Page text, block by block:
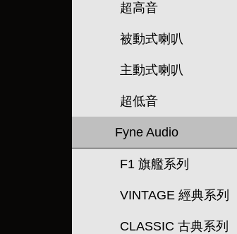
超高音
被動式喇叭
主動式喇叭
超低音
Fyne Audio
F1 旗艦系列
VINTAGE 經典系列
CLASSIC 古典系列